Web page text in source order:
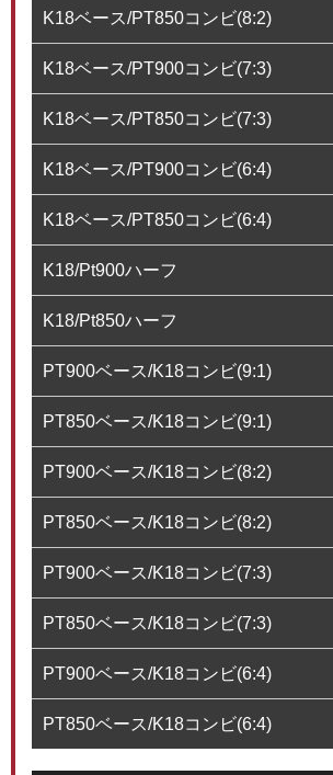
K18ベース/PT850コンビ(8:2)
K18ベース/PT900コンビ(7:3)
K18ベース/PT850コンビ(7:3)
K18ベース/PT900コンビ(6:4)
K18ベース/PT850コンビ(6:4)
K18/Pt900ハーフ
K18/Pt850ハーフ
PT900ベース/K18コンビ(9:1)
PT850ベース/K18コンビ(9:1)
PT900ベース/K18コンビ(8:2)
PT850ベース/K18コンビ(8:2)
PT900ベース/K18コンビ(7:3)
PT850ベース/K18コンビ(7:3)
PT900ベース/K18コンビ(6:4)
PT850ベース/K18コンビ(6:4)